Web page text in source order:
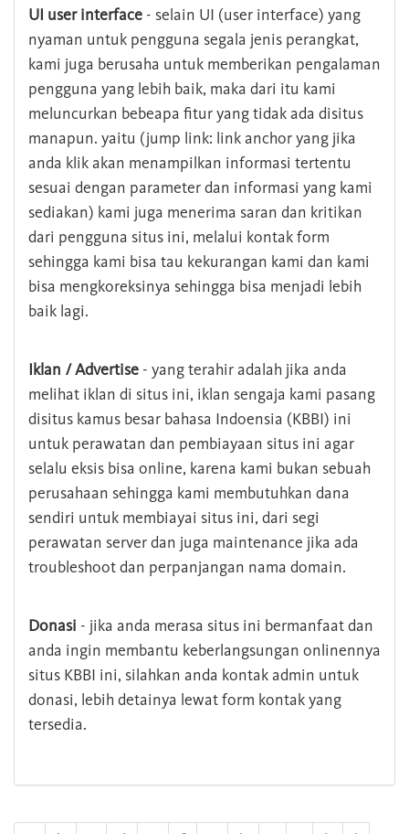
UI user interface - selain UI (user interface) yang
nyaman untuk pengguna segala jenis perangkat,
kami juga berusaha untuk memberikan pengalaman
pengguna yang lebih baik, maka dari itu kami
meluncurkan bebeapa fitur yang tidak ada disitus
manapun. yaitu (jump link: link anchor yang jika
anda klik akan menampilkan informasi tertentu
sesuai dengan parameter dan informasi yang kami
sediakan) kami juga menerima saran dan kritikan
dari pengguna situs ini, melalui kontak form
sehingga kami bisa tau kekurangan kami dan kami
bisa mengkoreksinya sehingga bisa menjadi lebih
baik lagi.
Iklan / Advertise - yang terahir adalah jika anda
melihat iklan di situs ini, iklan sengaja kami pasang
disitus kamus besar bahasa Indoensia (KBBI) ini
untuk perawatan dan pembiayaan situs ini agar
selalu eksis bisa online, karena kami bukan sebuah
perusahaan sehingga kami membutuhkan dana
sendiri untuk membiayai situs ini, dari segi
perawatan server dan juga maintenance jika ada
troubleshoot dan perpanjangan nama domain.
Donasi - jika anda merasa situs ini bermanfaat dan
anda ingin membantu keberlangsungan onlinennya
situs KBBI ini, silahkan anda kontak admin untuk
donasi, lebih detainya lewat form kontak yang
tersedia.